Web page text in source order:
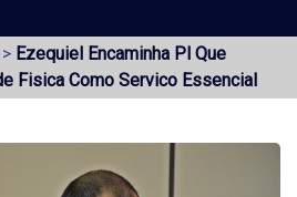
> Ezequiel Encaminha Pl Que
Fisica Como Servico Essencial